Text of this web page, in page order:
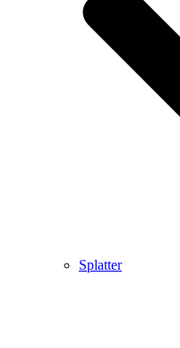
Splatter